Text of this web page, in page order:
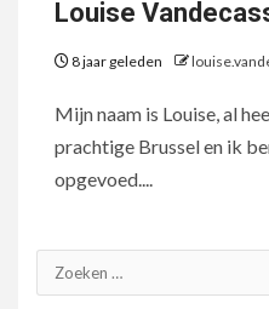
Louise
8 jaar geleden
Mijn naam is Louise, al
prachtige Brussel en ik
opgevoed....
Zoeken
naar: